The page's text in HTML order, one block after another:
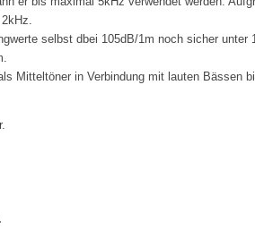
selbst dbei 105dB/1m noch sicher
Mitteltöner in Verbindung mit lauten Bässen